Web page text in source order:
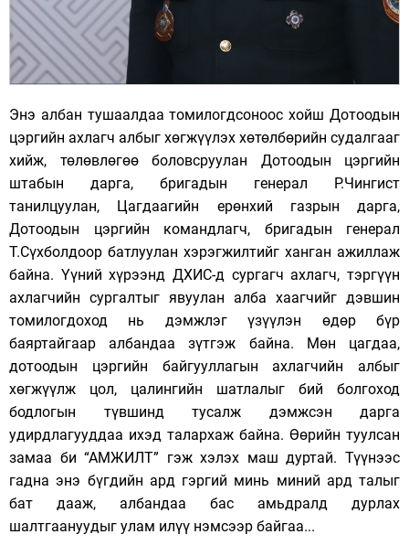
Энэ албан тушаалдаа томилогдсоноос хойш Дотоодын
цэргийн ахлагч албыг хөгжүүлэх хөтөлбөрийн судалгааг
хийж, төлөвлөгөө боловсруулан Дотоодын цэргийн
штабын дарга, бригадын генерал Р.Чингист
танилцуулан, Цагдаагийн ерөнхий газрын дарга,
Дотоодын цэргийн командлагч, бригадын генерал
Т.Сүхболдоор батлуулан хэрэгжилтийг ханган ажиллаж
байна. Үүний хүрээнд ДХИС-д сургагч ахлагч, тэргүүн
ахлагчийн сургалтыг явуулан алба хаагчийг дэвшин
томилогдоход нь дэмжлэг үзүүлэн өдөр бүр
баяртайгаар албандаа зүтгэж байна. Мөн цагдаа,
дотоодын цэргийн байгууллагын ахлагчийн албыг
хөгжүүлж цол, цалингийн шатлалыг бий болгоход
бодлогын түвшинд тусалж дэмжсэн дарга
удирдлагууддаа ихэд талархаж байна. Өөрийн туулсан
замаа би “АМЖИЛТ” гэж хэлэх маш дуртай. Түүнээс
гадна энэ бүгдийн ард гэргий минь миний ард талыг
бат дааж, албандаа бас амьдралд дурлах
шалтгаануудыг улам илүү нэмсээр байгаа...